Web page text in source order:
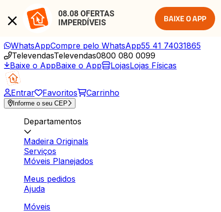
08.08 OFERTAS
IMPERDÍVEIS
BAIXE O APP
WhatsAppCompre pelo WhatsApp55 41 74031865
TelevendasTelevendas0800 080 0099
Baixe o AppBaixe o App LojasLojas Físicas
Entrar Favoritos Carrinho
Informe o seu CEP
Departamentos
Madeira Originals
Serviços
Móveis Planejados
Meus pedidos
Ajuda
Móveis